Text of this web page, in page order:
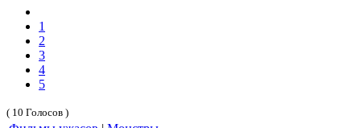
1
2
3
4
5
( 10 Голосов )